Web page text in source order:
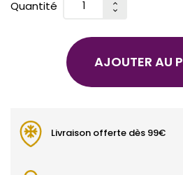
Quantité
AJOUTER AU
Livraison offerte dès 99€